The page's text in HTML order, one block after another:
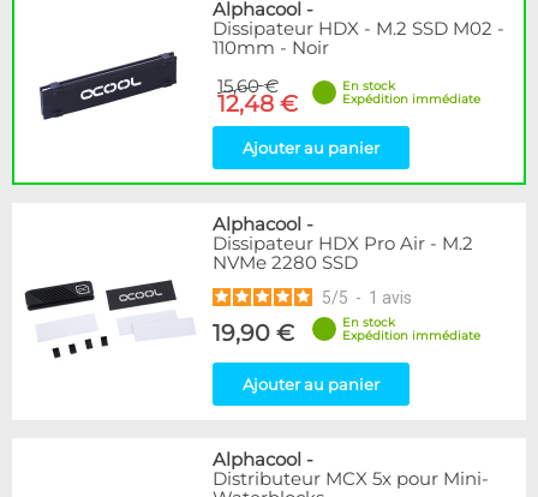
Disponibilité / Promotions
Articles en promotions
Appliquer
Alphacool -
Dissipateur HDX - M.2 SSD M02 -
110mm - Noir
15,60 €
12,48 €
En stock
Expédition immédiate
Ajouter au panier
Alphacool -
Dissipateur HDX Pro Air - M.2
NVMe 2280 SSD
5/5 - 1 avis
19,90 €
En stock
Expédition immédiate
Ajouter au panier
Alphacool -
Distributeur MCX 5x pour Mini-